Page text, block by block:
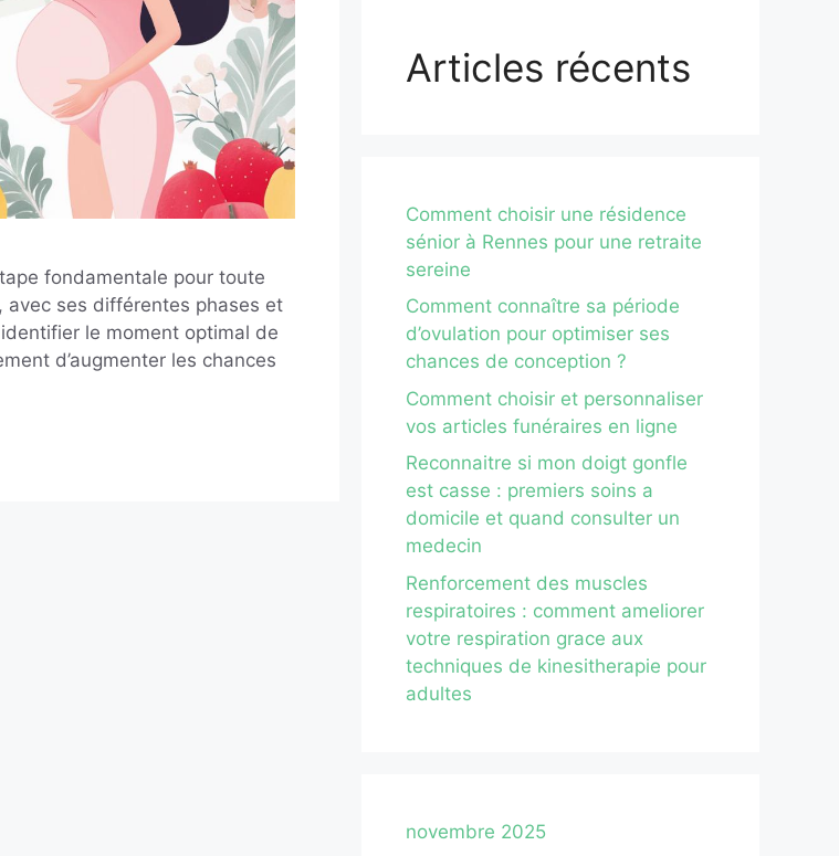
fondamentale pour toute
avec ses différentes phases et
le moment optimal de
d’augmenter les chances
Articles récents
Comment choisir une résidence
sénior à Rennes pour une retraite
sereine
Comment connaître sa période
d’ovulation pour optimiser ses
chances de conception ?
Comment choisir et personnaliser
vos articles funéraires en ligne
Reconnaitre si mon doigt gonfle
est casse : premiers soins a
domicile et quand consulter un
medecin
Renforcement des muscles
respiratoires : comment ameliorer
votre respiration grace aux
techniques de kinesitherapie pour
adultes
novembre 2025